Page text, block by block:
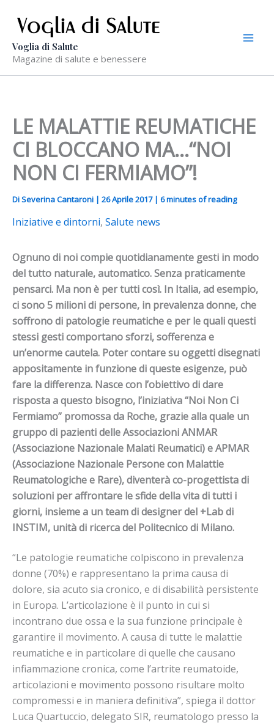
contenuto
Voglia di Salute
Magazine di salute e benessere
LE MALATTIE REUMATICHE
CI BLOCCANO MA…“NOI
NON CI FERMIAMO”!
DiSeverina Cantaroni | 26 Aprile 2017 | 6 minutes of reading
Iniziative e dintorni, Salute news
Ognuno di noi compie quotidianamente gesti in modo
del tutto naturale, automatico. Senza praticamente
pensarci. Ma non è per tutti così. In Italia, ad esempio,
ci sono 5 milioni di persone, in prevalenza donne, che
soffrono di patologie reumatiche e per le quali questi
stessi gesti comportano sforzi, sofferenza e
un’enorme cautela. Poter contare su oggetti disegnati
appositamente in funzione di queste esigenze, può
fare la differenza. Nasce con l’obiettivo di dare
risposta a questo bisogno, l’iniziativa “Noi Non Ci
Fermiamo” promossa da Roche, grazie alla quale un
gruppo di pazienti delle Associazioni ANMAR
(Associazione Nazionale Malati Reumatici) e APMAR
(Associazione Nazionale Persone con Malattie
Reumatologiche e Rare),diventerà co-progettista di
soluzioni per affrontare le sfide della vita di tutti i
giorni, insieme a un team di designer del +Lab di
INSTIM, unità di ricerca del Politecnico di Milano.
“Le patologie reumatiche colpiscono in prevalenza
donne (70%) e rappresentano la prima causa di
dolore, sia acuto sia cronico, e di disabilità persistente
in Europa. L’articolazione è il punto in cui si
incontrano due ossa e la sua funzione principale è
garantire il movimento. A causa di tutte le malattie
reumatiche e in particolare di quelle che causano
infiammazione cronica, come l’artrite reumatoide,
articolazioni e movimento possono risultare molto
compromessi e in maniera definitiva”, spiega il dottor
Luca Quartuccio, delegato SIR, reumatologo presso la